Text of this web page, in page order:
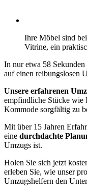
Ihre Möbel sind
Vitrine, ein
In nur etwa 58 Sekunden
auf einen reibungslosen
Unsere erfahrenen
empfindliche Stücke wie
Kommode sorgfältig zu
Mit über 15 Jahren
eine durchdachte
Umzugs ist.
Holen Sie sich jetzt
erleben Sie, wie unser
Umzugshelfern den